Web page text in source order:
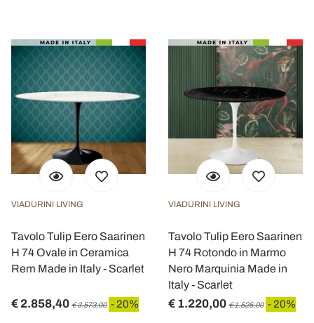
VIADURINI LIVING
Tavolo Tulip Eero Saarinen
H 74 Ovale in Ceramica
Rem Made in Italy - Scarlet
€ 2.858,40 € 3.573,00 - 20%
VIADURINI LIVING
Tavolo Tulip Eero Saarinen
H 74 Rotondo in Marmo
Nero Marquinia Made in
Italy - Scarlet
€ 1.220,00 € 1.525,00 - 20%